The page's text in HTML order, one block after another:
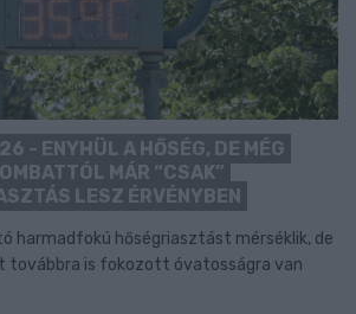
- ENYHÜL A HŐSÉG, DE MÉG
MÁR “CSAK”
LESZ ÉRVÉNYBEN
harmadfokú hőségriasztást mérséklik, de
továbbra is fokozott óvatosságra van